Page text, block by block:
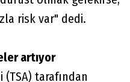
risk var" dedi.
artıyor
(TSA) tarafından